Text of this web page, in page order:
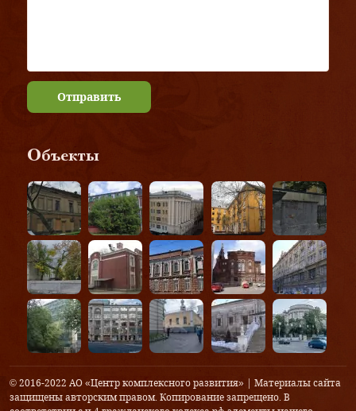
Отправить
Объекты
© 2016-2022 АО «Центр комплексного развития» | Материалы сайта
защищены авторским правом. Копирование запрещено. В